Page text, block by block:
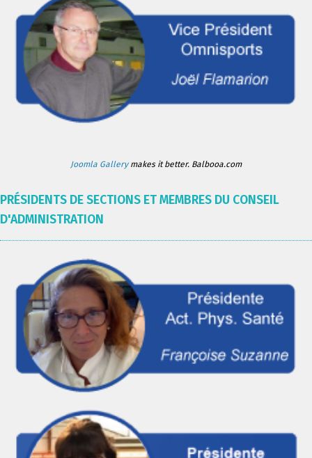
Joomla Gallerymakes it better. Balbooa.com
PRÉSIDENTS DE SECTIONS ET MEMBRES DU CONSEIL
D'ADMINISTRATION